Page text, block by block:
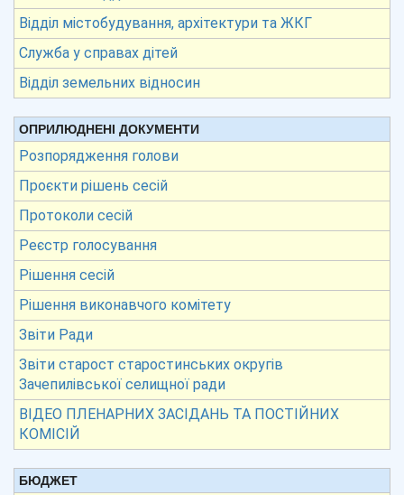
Відділ містобудування, архітектури та ЖКГ
Служба у справах дітей
Відділ земельних відносин
ОПРИЛЮДНЕНІ ДОКУМЕНТИ
Розпорядження голови
Проєкти рішень сесій
Протоколи сесій
Реєстр голосування
Рішення сесій
Рішення виконавчого комітету
Звіти Ради
Звіти старост старостинських округів
Зачепилівської селищної ради
ВІДЕО ПЛЕНАРНИХ ЗАСІДАНЬ ТА ПОСТІЙНИХ
КОМІСІЙ
БЮДЖЕТ